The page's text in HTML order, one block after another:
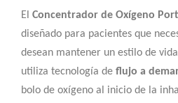
El Concentrador de Oxígeno
diseñado para pacientes que
desean mantener un estilo de
utiliza tecnología de flujo a
bolo de oxígeno al inicio de la